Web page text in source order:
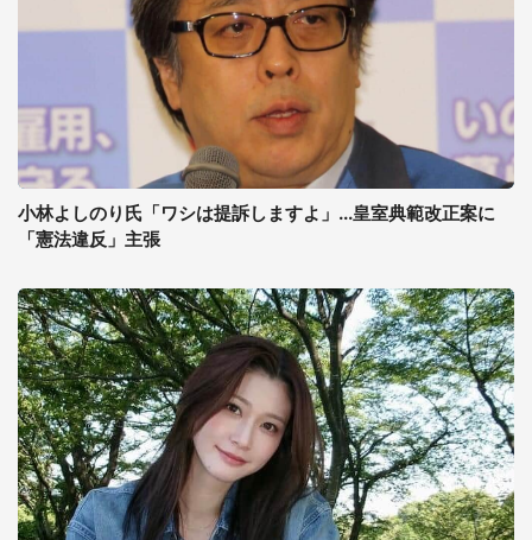
小林よしのり氏「ワシは提訴しますよ」...皇室典範改正案に
「憲法違反」主張